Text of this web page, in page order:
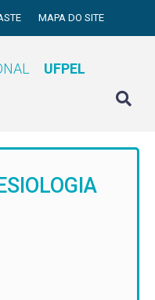
MAPA DO SITE
UFPEL